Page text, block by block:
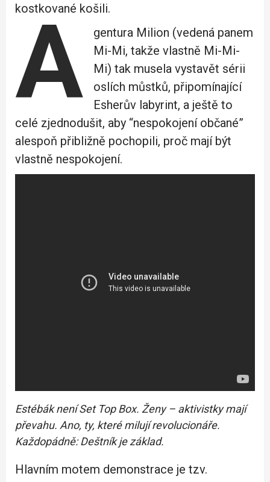
kostkované košili.
A
gentura Milion (vedená panem
Mi-Mi, takže vlastně Mi-Mi-
Mi) tak musela vystavět sérii
oslích můstků, připomínající
Esherův labyrint, a ještě to
celé zjednodušit, aby “nespokojení občané”
alespoň přibližně pochopili, proč mají být
vlastně nespokojení.
Estébák není Set Top Box. Ženy – aktivistky mají
převahu. Ano, ty, které milují revolucionáře.
Každopádně: Deštník je základ.
Hlavním motem demonstrace je tzv.